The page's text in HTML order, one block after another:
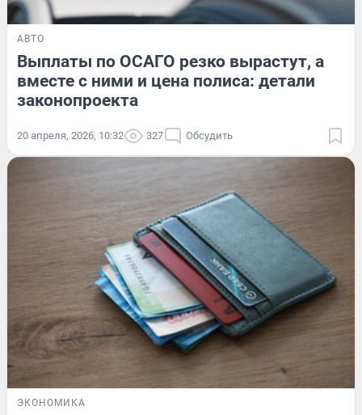
АВТО
Выплаты по ОСАГО резко вырастут, а
вместе с ними и цена полиса: детали
законопроекта
20 апреля, 2026, 10:32 327 Обсудить
ЭКОНОМИКА